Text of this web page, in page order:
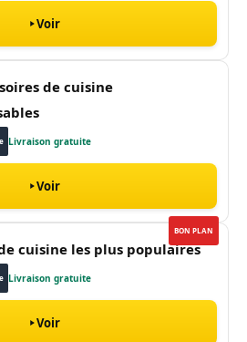
Voir
de cuisine
Livraison gratuite
Voir
BON PLAN
cuisine les plus populaires
Livraison gratuite
Voir